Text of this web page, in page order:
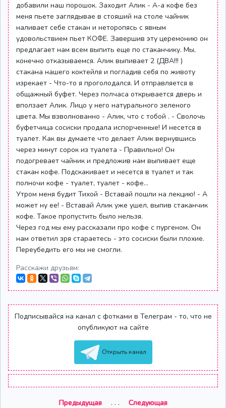
добавили наш порошок. Заходит Алик - А-а кофе без
меня пьете заглядывае в стояший на столе чайник
наливает себе стакан и неторопясь с явным
удовольствием пьет КОФЕ. Завершив эту церемонию он
предлагает нам всем выпить еще по стаканчику. Мы,
конечно отказываемся. Алик выпивает 2 (ДВА!!! )
стакана нашего коктейля и погладив себя по животу
изрекает - Что-то я проголодался. И отправляется в
общажный буфет. Через полчаса открывается дверь и
вползает Алик. Лицо у него натурального зеленого
цвета. Мы взволнованно - Алик, что с тобой . - Сволочь
буфетчица сосиски продала испорченные! И несется в
туалет. Как вы думаете что делает Алик вернувшись
через минут сорок из туалета - Правильно! Он
подогревает чайник и предложив нам выпивает еще
стакан кофе. Подскакивает и несется в туалет и так
полночи кофе - туалет, туалет - кофе...
Утром меня будит Тихой - Вставай пошли на лекцию! - А
может ну ее! - Вставай Алик уже ушел, выпив стаканчик
кофе. Такое пропустить было нельзя.
Через год мы ему рассказали про кофе с пургеном. Он
нам ответил зря стараетесь - это сосиски были плохие.
Переубедить его мы не смогли.
Расскажи друзьям:
Подписывайся на канал с фотками в Телеграм - то, что не
опубликуют на сайте
Открыть канал
Предыдущая . . . Следующая